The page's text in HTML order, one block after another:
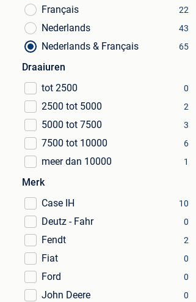
Français
22
Nederlands 43
Nederlands & Français 65
Draaiuren
tot 2500
0
2500 tot 5000 2
5000 tot 7500 3
7500 tot 10000 6
meer dan 10000 1
Merk
Case IH
10
Deutz - Fahr 0
Fendt 2
Fiat 0
Ford 0
John Deere 0